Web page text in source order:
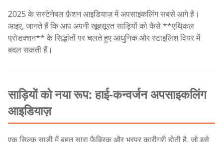
2025 के सस्टेनेबल फ़ैशन आइडियाज़ में अपसाइकलिंग सबसे आगे है।
आइए, जानते हैं कि आप अपनी खूबसूरत साड़ियों को कैसे **एथिकल
प्रोडक्शन** के सिद्धांतों पर चलते हुए आधुनिक और स्टाइलिश वियर में
बदल सकती हैं।
साड़ियों को नया रूप: हाई-कन्वर्जन अपसाइकलिंग
आइडियाज़
एक सिल्क साड़ी में बहुत सारा फ़ैब्रिक और भरपूर कारीगरी होती है, जो इसे